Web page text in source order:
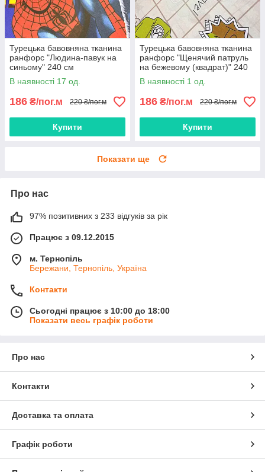
Турецька бавовняна тканина
ранфорс "Людина-павук на
синьому" 240 см
В наявності 17 од.
186 ₴/пог.м 220 ₴/пог.м
Купити
Турецька бавовняна тканина
ранфорс "Щенячий патруль
на бежевому (квадрат)" 240
см
В наявності 1 од.
186 ₴/пог.м 220 ₴/пог.м
Купити
Показати ще
Про нас
97% позитивних з 233 відгуків за рік
Працює з 09.12.2015
м. Тернопіль
Бережани, Тернопіль, Україна
Контакти
Сьогодні працює з 10:00 до 18:00
Показати весь графік роботи
Про нас
Контакти
Доставка та оплата
Графік роботи